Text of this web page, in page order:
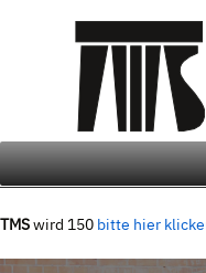
TMSwird 150 bitte hier